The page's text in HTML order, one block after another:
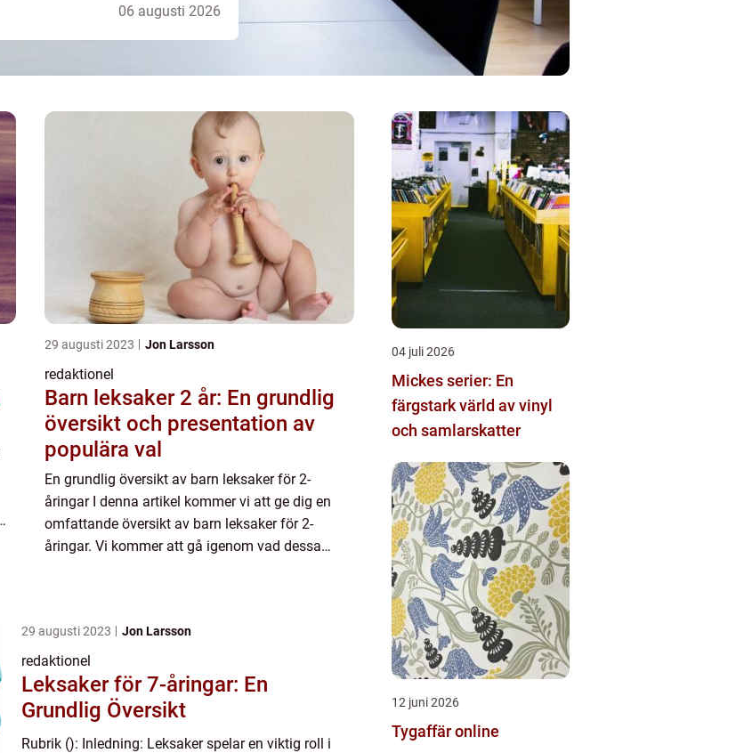
06 augusti 2026
29 augusti 2023 Jon Larsson
redaktionel
Barn leksaker 2 år: En grundlig
översikt och presentation av
populära val
En grundlig översikt av barn leksaker för 2-
åringar I denna artikel kommer vi att ge dig en
omfattande översikt av barn leksaker för 2-
åringar. Vi kommer att gå igenom vad dessa
29 augusti 2023 Jon Larsson
redaktionel
Leksaker för 7-åringar: En
Grundlig Översikt
Rubrik (): Inledning: Leksaker spelar en viktig roll i
04 juli 2026
Mickes serier: En
färgstark värld av vinyl
och samlarskatter
12 juni 2026
Tygaffär online